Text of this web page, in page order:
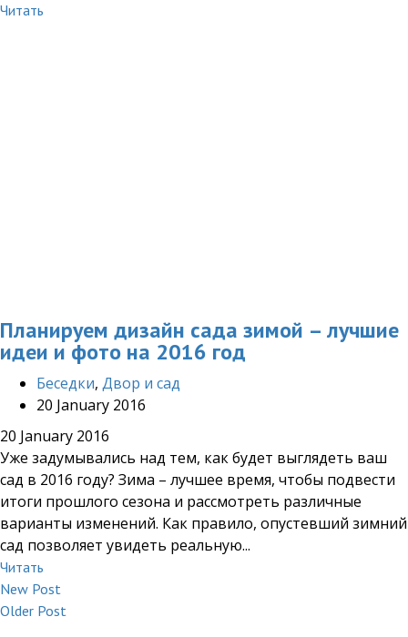
Читать
Планируем дизайн сада зимой – лучшие
идеи и фото на 2016 год
Беседки, Двор и сад
20 January 2016
20 January 2016
Уже задумывались над тем, как будет выглядеть ваш
сад в 2016 году? Зима – лучшее время, чтобы подвести
итоги прошлого сезона и рассмотреть различные
варианты изменений. Как правило, опустевший зимний
сад позволяет увидеть реальную...
Читать
New Post
Older Post